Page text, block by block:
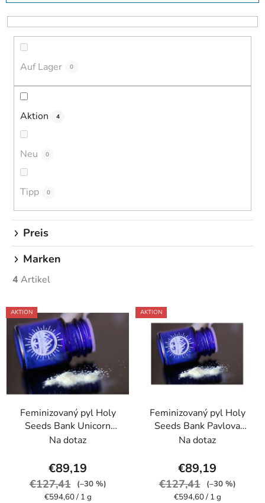
o
d
g
Auf Lager 0
Aktion 4
Neu 0
Tipp 0
Preis
Marken
4 Artikel
L
i
e
AKTION
Feminizovaný pyl Holy
Seeds Bank Unicorn
Fart
Na dotaz
€89,19
€127,41
(–30 %)
Verkaufspreis:
€594,60 / 1 g
AKTION
Feminizovaný pyl Holy
Seeds Bank Pavlova
Milkshake
Na dotaz
€89,19
€127,41
(–30 %)
Verkaufspreis:
€594,60 / 1 g